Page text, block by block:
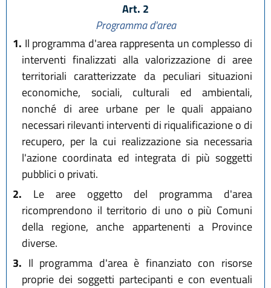
Art. 2
Programma d'area
1. Il programma d'area rappresenta un complesso di
interventi finalizzati alla valorizzazione di aree
territoriali caratterizzate da peculiari situazioni
economiche, sociali, culturali ed ambientali,
nonché di aree urbane per le quali appaiano
necessari rilevanti interventi di riqualificazione o di
recupero, per la cui realizzazione sia necessaria
l'azione coordinata ed integrata di più soggetti
pubblici o privati.
2. Le aree oggetto del programma d'area
ricomprendono il territorio di uno o più Comuni
della regione, anche appartenenti a Province
diverse.
3. Il programma d'area è finanziato con risorse
proprie dei soggetti partecipanti e con eventuali